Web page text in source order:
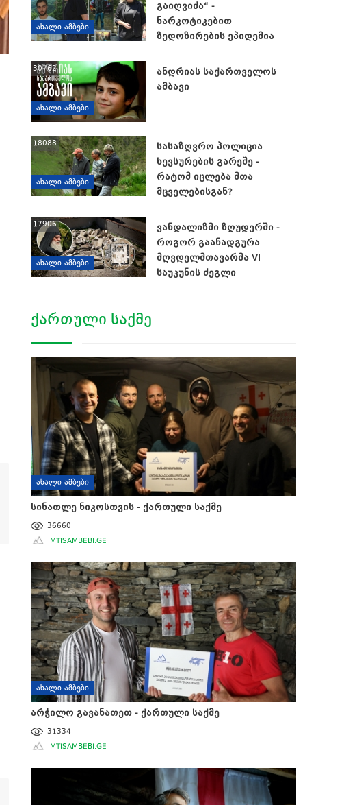
ᲐᲮᲐᲚᲘ ᲐᲛᲑᲔᲑᲘ
გაიღვიძა“ -
ნარკოტიკებით
ზედოზირების ეპიდემია
ᲐᲮᲐᲚᲘ ᲐᲛᲑᲔᲑᲘ
30762
ანდრიას საქართველოს
ამბავი
ᲐᲮᲐᲚᲘ ᲐᲛᲑᲔᲑᲘ
18088
სასაზღვრო პოლიცია
ხევსურების გარეშე -
რატომ იცლება მთა
მცველებისგან?
ᲐᲮᲐᲚᲘ ᲐᲛᲑᲔᲑᲘ
17906
ვანდალიზმი ზღუდერში -
როგორ გაანადგურა
მღვდელმთავარმა VI
საუკუნის ძეგლი
ᲥᲐᲠᲗᲣᲚᲘ ᲡᲐᲥᲛᲔ
ᲐᲮᲐᲚᲘ ᲐᲛᲑᲔᲑᲘ
სინათლე ნიკოსთვის - ქართული საქმე
36660
MTISAMBEBI.GE
ᲐᲮᲐᲚᲘ ᲐᲛᲑᲔᲑᲘ
არჭილო გავანათეთ - ქართული საქმე
31334
MTISAMBEBI.GE